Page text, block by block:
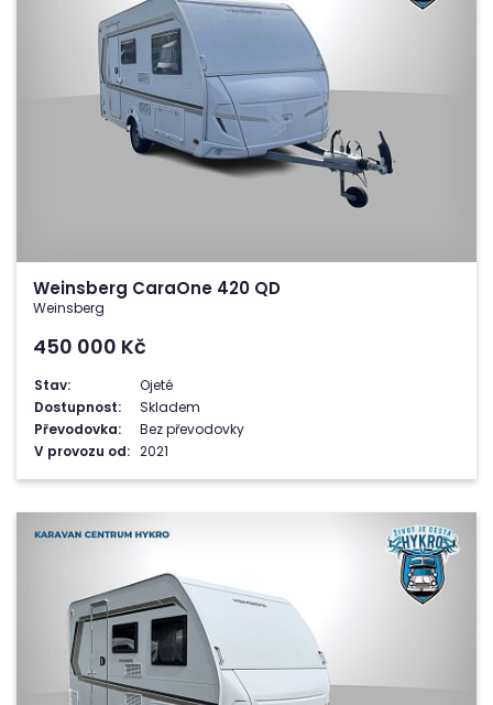
Weinsberg CaraOne 420 QD
Weinsberg
450 000 Kč
Stav:
Ojeté
Dostupnost:
Skladem
Převodovka:
Bez převodovky
V provozu od: 2021